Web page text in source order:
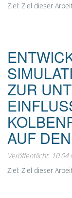
Ziel: Ziel dieser
ZUR
AUF
Veröffentlicht: 10:04
Ziel: Ziel dieser